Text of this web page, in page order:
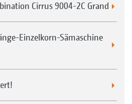
Cirrus 9004-2C Grand
Einzelkorn-Sämaschine